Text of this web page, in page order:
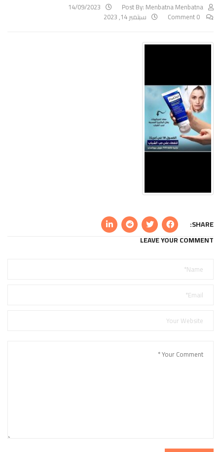
Post By: Menbatna Menbatna
14/09/2023
سبتمبر 14, 2023
SHARE:
LEAVE YOUR COMMENT